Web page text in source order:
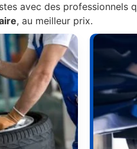
avec des professionnels
, au meilleur prix.